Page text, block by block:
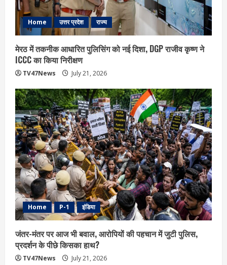
Home उत्तर प्रदेश राज्य
मेरठ में तकनीक आधारित पुलिसिंग को नई दिशा, DGP राजीव कृष्ण ने
ICCC का किया निरीक्षण
TV47News July 21, 2026
Home P-1 इंडिया
जंतर-मंतर पर आज भी बवाल, आरोपियों की पहचान में जुटी पुलिस,
प्रदर्शन के पीछे किसका हाथ?
TV47News July 21, 2026